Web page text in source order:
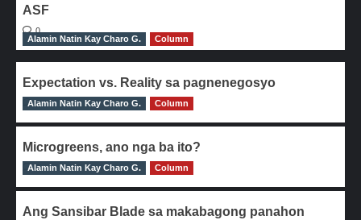
ASF
0
Alamin Natin Kay Charo G.
Column
Expectation vs. Reality sa pagnenegosyo
0
Alamin Natin Kay Charo G. Column
Microgreens, ano nga ba ito?
0
Alamin Natin Kay Charo G. Column
Ang Sansibar Blade sa makabagong panahon